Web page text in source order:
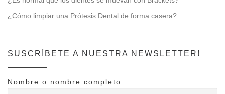
¿Cómo limpiar una Prótesis Dental de forma casera?
SUSCRÍBETE A NUESTRA NEWSLETTER!
Nombre o nombre completo